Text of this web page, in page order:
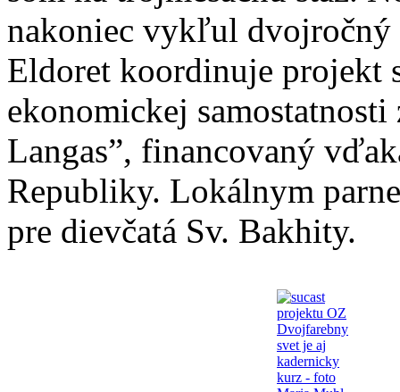
nakoniec vykľul dvojročný
Eldoret koordinuje projekt
ekonomickej
Langas”, financovaný
Republiky. Lokálnym
pre dievčatá Sv. Bakhity.